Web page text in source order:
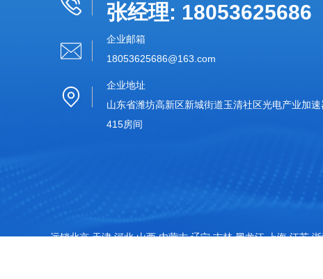
张经理: 18053625686
企业邮箱
18053625686@163.com‬
企业地址
山东省潍坊高新区新城街道玉清社区光电产业加
415房间
远销北京,天津,河北,山西,内蒙古,辽宁,吉林,黑龙江,上海,江苏,